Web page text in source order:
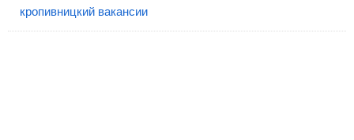
кропивницкий вакансии